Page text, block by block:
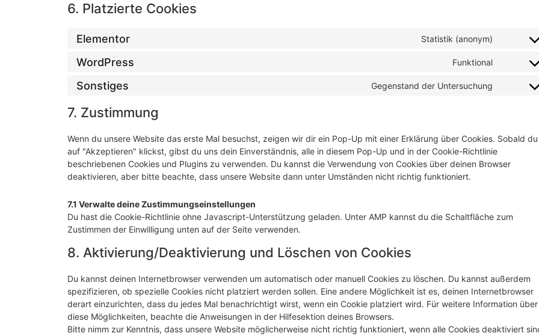
6. Platzierte Cookies
Elementor Statistik (anonym)
WordPress Funktional
Sonstiges Gegenstand der Untersuchung
7. Zustimmung
Wenn du unsere Website das erste Mal besuchst, zeigen wir dir ein Pop-Up mit einer Erklärung über Cookies. Sobald du
auf "Akzeptieren" klickst, gibst du uns dein Einverständnis, alle in diesem Pop-Up und in der Cookie-Richtlinie
beschriebenen Cookies und Plugins zu verwenden. Du kannst die Verwendung von Cookies über deinen Browser
deaktivieren, aber bitte beachte, dass unsere Website dann unter Umständen nicht richtig funktioniert.
7.1 Verwalte deine Zustimmungseinstellungen
Du hast die Cookie-Richtlinie ohne Javascript-Unterstützung geladen. Unter AMP kannst du die Schaltfläche zum
Zustimmen der Einwilligung unten auf der Seite verwenden.
8. Aktivierung/Deaktivierung und Löschen von Cookies
Du kannst deinen Internetbrowser verwenden um automatisch oder manuell Cookies zu löschen. Du kannst außerdem
spezifizieren, ob spezielle Cookies nicht platziert werden sollen. Eine andere Möglichkeit ist es, deinen Internetbrowser
derart einzurichten, dass du jedes Mal benachrichtigt wirst, wenn ein Cookie platziert wird. Für weitere Information über
diese Möglichkeiten, beachte die Anweisungen in der Hilfesektion deines Browsers.
Bitte nimm zur Kenntnis, dass unsere Website möglicherweise nicht richtig funktioniert, wenn alle Cookies deaktiviert